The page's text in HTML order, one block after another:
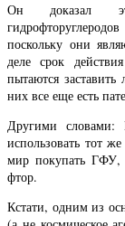
Он доказал
поскольку они
деле срок
пытаются
них все еще есть
Другими словами:
использовать тот
мир покупать ГФУ,
фтор.
Кстати, одним из